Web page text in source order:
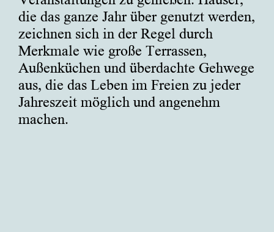
die das ganze Jahr über genutzt werden,
zeichnen sich in der Regel durch
Merkmale wie große Terrassen,
Außenküchen und überdachte Gehwege
aus, die das Leben im Freien zu jeder
Jahreszeit möglich und angenehm
machen.